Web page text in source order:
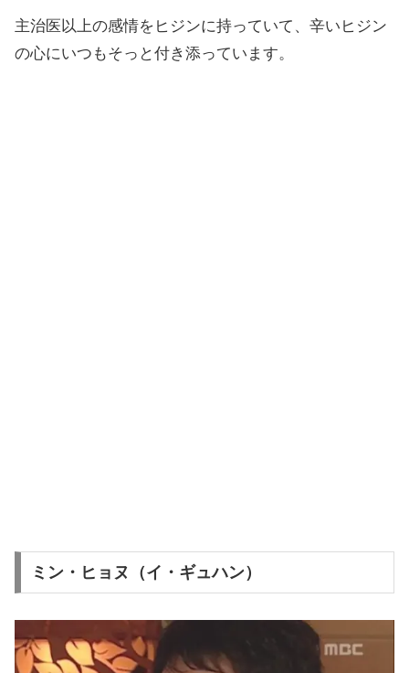
主治医以上の感情をヒジンに持っていて、辛いヒジン
の心にいつもそっと付き添っています。
ミン・ヒョヌ（イ・ギュハン）